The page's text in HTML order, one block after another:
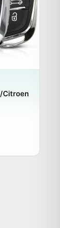
Citroen